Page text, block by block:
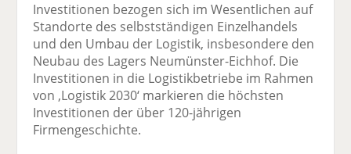
Investitionen bezogen sich im Wesentlichen auf
Standorte des selbstständigen Einzelhandels
und den Umbau der Logistik, insbesondere den
Neubau des Lagers Neumünster-Eichhof. Die
Investitionen in die Logistikbetriebe im Rahmen
von ‚Logistik 2030‘ markieren die höchsten
Investitionen der über 120-jährigen
Firmengeschichte.